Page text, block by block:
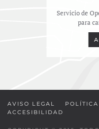
Servicio de
para
AVISO LEGAL
ACCESIBILIDAD